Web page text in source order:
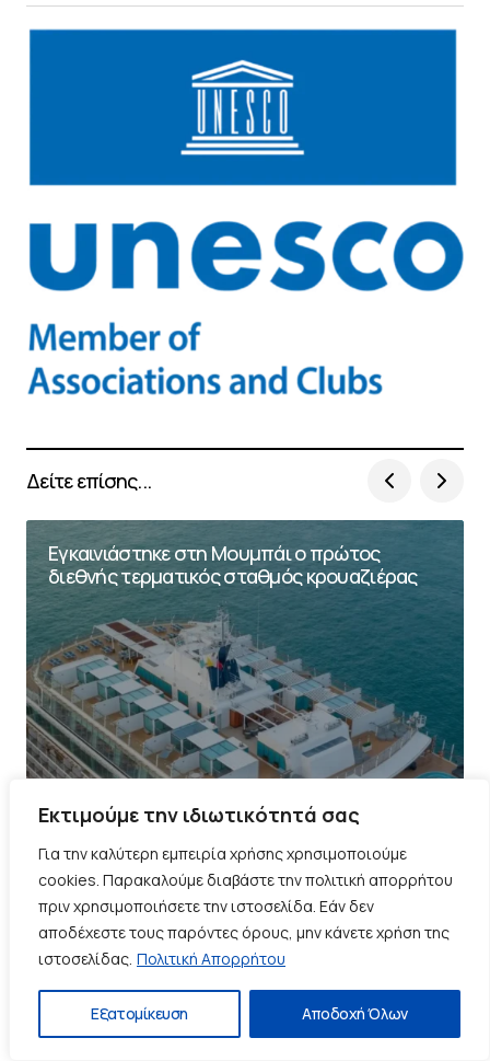
Εκτιμούμε την ιδιωτικότητά σας
Για την καλύτερη εμπειρία χρήσης χρησιμοποιούμε
cookies. Παρακαλούμε διαβάστε την πολιτική απορρήτου
πριν χρησιμοποιήσετε την ιστοσελίδα. Εάν δεν
αποδέχεστε τους παρόντες όρους, μην κάνετε χρήση της
ιστοσελίδας. Πολιτική Απορρήτου
Εξατομίκευση Αποδοχή Όλων
Δείτε επίσης...
Εγκαινιάστηκε στη Μουμπάι ο πρώτος
διεθνής τερματικός σταθμός κρουαζιέρας